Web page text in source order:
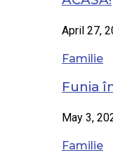
April 27,
Familie
Funia
May 3,
Familie